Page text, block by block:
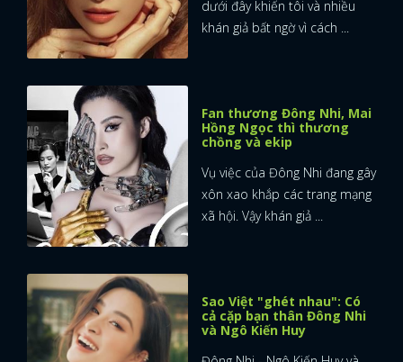
dưới đây khiến tôi và nhiều
khán giả bất ngờ vì cách ...
Fan thương Đông Nhi, Mai
Hồng Ngọc thì thương
chồng và ekip
Vụ việc của Đông Nhi đang gây
xôn xao khắp các trang mạng
xã hội. Vậy khán giả ...
Sao Việt "ghét nhau": Có
cả cặp bạn thân Đông Nhi
và Ngô Kiến Huy